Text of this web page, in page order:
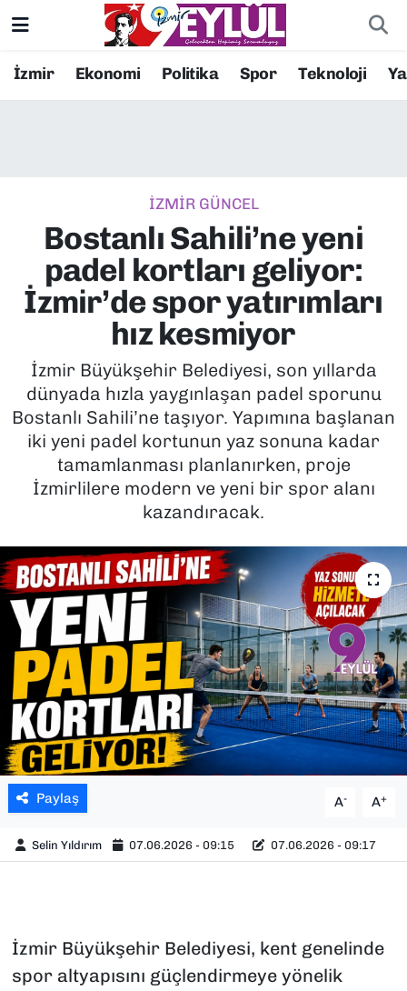
İzmir Ekonomi Politika Spor Teknoloji
İZMİR GÜNCEL
Bostanlı Sahili’ne yeni
padel kortları geliyor:
İzmir’de spor yatırımları
hız kesmiyor
İzmir Büyükşehir Belediyesi, son yıllarda
dünyada hızla yaygınlaşan padel sporunu
Bostanlı Sahili’ne taşıyor. Yapımına başlanan
iki yeni padel kortunun yaz sonuna kadar
tamamlanması planlanırken, proje
İzmirlilere modern ve yeni bir spor alanı
kazandıracak.
Paylaş A- A+
Selin Yıldırım 07.06.2026 - 09:15 07.06.2026 - 09:17
İzmir Büyükşehir Belediyesi, kent genelinde
spor altyapısını güçlendirmeye yönelik
Resmi İlanlar
EKONOMİ
KÜLTÜR SANAT
MAGAZİN
POLİTİKA
SAĞLIK
SPOR
YAŞAM
YEREL YÖNETİMLER
Konak Nöbetçi Eczaneler
Süper Lig Puan Durumu ve Fikstür
Tüm Manşetler
Son Dakika Haberleri
Haber Arşivi